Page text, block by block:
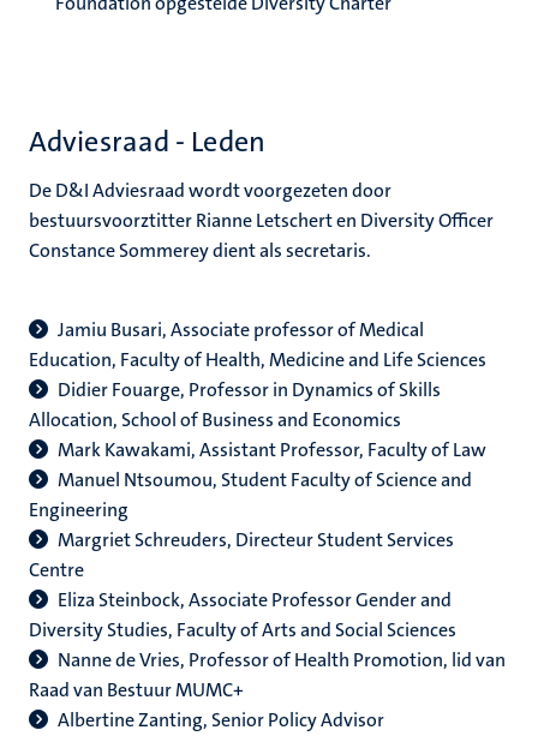
Adviesraad - Leden
De D&I Adviesraad wordt voorgezeten door
bestuursvoorztitter Rianne Letschert en Diversity Officer
Constance Sommerey dient als secretaris.
Jamiu Busari, Associate professor of Medical
Education, Faculty of Health, Medicine and Life Sciences
Didier Fouarge, Professor in Dynamics of Skills
Allocation, School of Business and Economics
Mark Kawakami, Assistant Professor, Faculty of Law
Manuel Ntsoumou, Student Faculty of Science and
Engineering
Margriet Schreuders, Directeur Student Services
Centre
Eliza Steinbock, Associate Professor Gender and
Diversity Studies, Faculty of Arts and Social Sciences
Nanne de Vries, Professor of Health Promotion, lid van
Raad van Bestuur MUMC+
Albertine Zanting, Senior Policy Advisor